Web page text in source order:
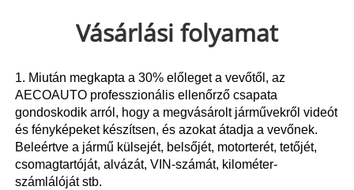
Vásárlási folyamat
1. Miután megkapta a 30% előleget a vevőtől, az
AECOAUTO professzionális ellenőrző csapata
gondoskodik arról, hogy a megvásárolt járművekről videót
és fényképeket készítsen, és azokat átadja a vevőnek.
Beleértve a jármű külsejét, belsőjét, motorterét, tetőjét,
csomagtartóját, alvázát, VIN-számát, kilométer-
számlálóját stb.